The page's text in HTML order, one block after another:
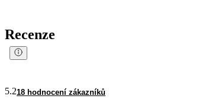
Recenze
5.218 hodnocení zákazníků